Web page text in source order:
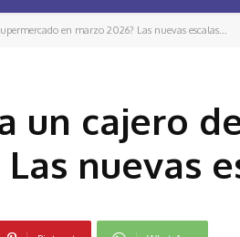
en marzo 2026? Las nuevas escalas...
un cajero
Las nuevas